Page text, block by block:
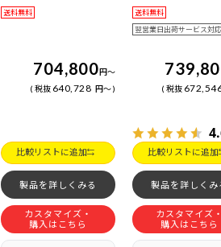
送料無料
704,800円～
税抜 640,728 円～
比較リストに追加
製品を詳しくみる
カスタマイズ・
購入はこちら
送料無料
翌営業日出荷サービス対応
税抜
比較リストに追加
製品を詳しくみ
カスタマイズ
購入はこちら